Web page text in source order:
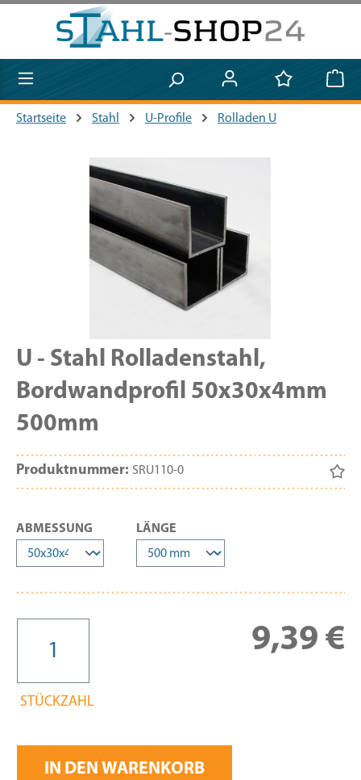
Zum Hauptinhalt springen
Startseite Stahl U-Profile Rolladen U
Bildergalerie überspringen
U - Stahl Rolladenstahl,
Bordwandprofil 50x30x4mm
500mm
Produktnummer: SRU110-0
ABMESSUNG AUSWÄHLEN
LÄNGE
9,39 €
STÜCKZAHL
IN DEN WARENKORB